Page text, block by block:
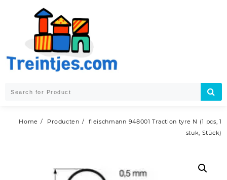
Home Producten
fleischmann 948001 Traction tyre N (1 pcs, 1
stuk, Stück)